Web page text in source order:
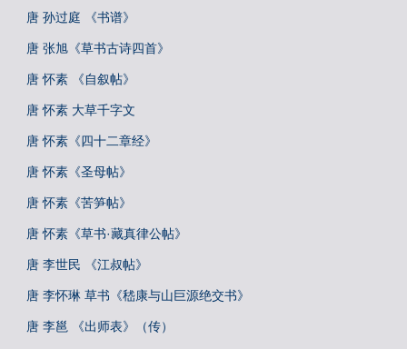
唐 孙过庭 《书谱》
唐 张旭《草书古诗四首》
唐 怀素 《自叙帖》
唐 怀素 大草千字文
唐 怀素《四十二章经》
唐 怀素《圣母帖》
唐 怀素《苦笋帖》
唐 怀素《草书·藏真律公帖》
唐 李世民 《江叔帖》
唐 李怀琳 草书《嵇康与山巨源绝交书》
唐 李邕 《出师表》（传）